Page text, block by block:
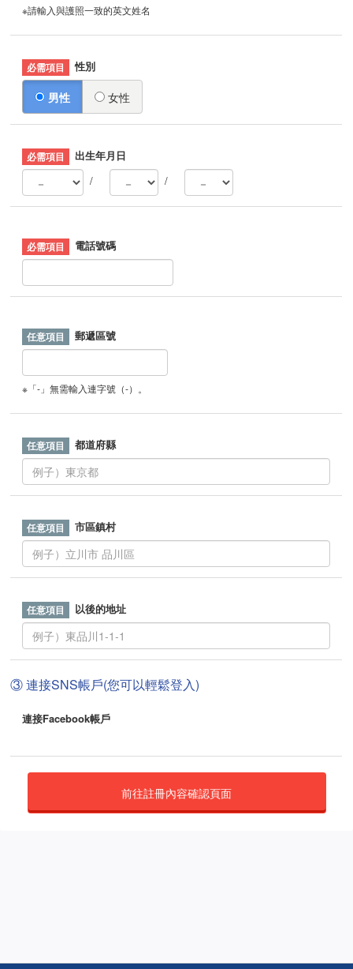
※請輸入與護照一致的英文姓名
性別
男性 女性
出生年月日
/
/
電話號碼
郵遞區號
※「-」無需輸入連字號（-）。
都道府縣
市區鎮村
以後的地址
③ 連接SNS帳戶(您可以輕鬆登入)
連接Facebook帳戶